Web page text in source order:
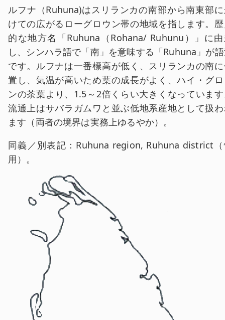
ルフナ（Ruhuna)はスリランカの南部から南東部
けての広がるローグロウン帯の地域を指します。
的な地方名「Ruhuna（Rohana/ Ruhunu）」に
し、シンハラ語で「南」を意味する「Ruhuna」が
です。ルフナは一番標高が低く、スリランカの南
置し、気温が高いため葉の成長がよく、ハイ・グ
ンの茶葉より、1.5～2倍くらい大きくなっていま
流通上はサバラガムワと並ぶ低地系産地として扱
ます（両者の境界は実務上ゆるやか）。
同義／別表記：Ruhuna region, Ruhuna district
用）。